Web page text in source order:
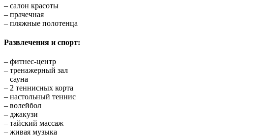
– салон красоты
– прачечная
– пляжные полотенца
Развлечения и спорт:
– фитнес-центр
– тренажерный зал
– сауна
– 2 теннисных корта
– настольный теннис
– волейбол
– джакузи
– тайский массаж
– живая музыка